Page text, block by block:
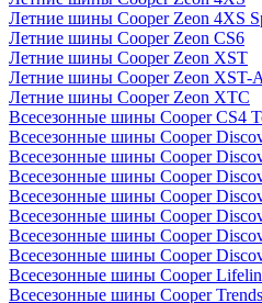
Летние шины Cooper Zeon 4XS
Летние шины Cooper Zeon CS6
Летние шины Cooper Zeon XST
Летние шины Cooper Zeon XST-A
Летние шины Cooper Zeon XTC
Всесезонные шины Cooper CS4
Всесезонные шины Cooper
Всесезонные шины Cooper
Всесезонные шины Cooper
Всесезонные шины Cooper
Всесезонные шины Cooper
Всесезонные шины Cooper
Всесезонные шины Cooper
Всесезонные шины Cooper
Всесезонные шины Cooper